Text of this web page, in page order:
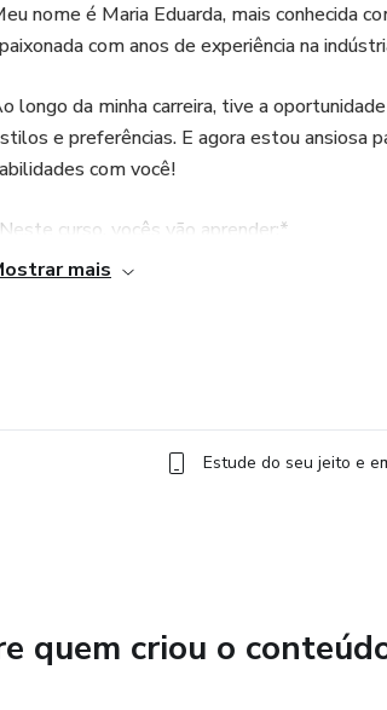
nome é Maria Eduarda, mais conhecida
com anos de experiência na
longo da minha carreira, tive a
e preferências. E agora estou ansiosa
com você!
curso, vocês vão aprender:*
*Módulo 2: Técnicas Básicas*
de epi's
mais
Estude do seu jeito e
quem criou o